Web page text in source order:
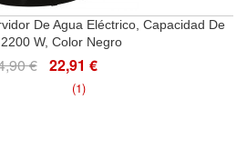
De Agua Eléctrico, Capacidad De
W, Color Negro
€ 22,91 €
(1)